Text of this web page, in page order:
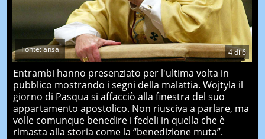
4di6
Fonte: ansa
Entrambi hanno presenziato per l'ultima volta in
pubblico mostrando i segni della malattia. Wojtyla il
giorno di Pasqua si affacciò alla finestra del suo
appartamento apostolico. Non riusciva a parlare, ma
volle comunque benedire i fedeli in quella che è
rimasta alla storia come la “benedizione muta”.